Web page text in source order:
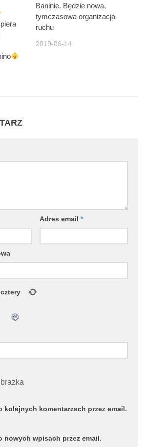
Baninie. Będzie nowa,
tymczasowa organizacja
ruchu
2019-06-14
Adres email *
cztery
kolejnych komentarzach przez email.
nowych wpisach przez email.